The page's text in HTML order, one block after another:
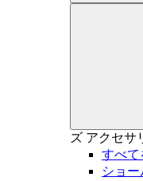
ズ アクセサ
すべて
ショー